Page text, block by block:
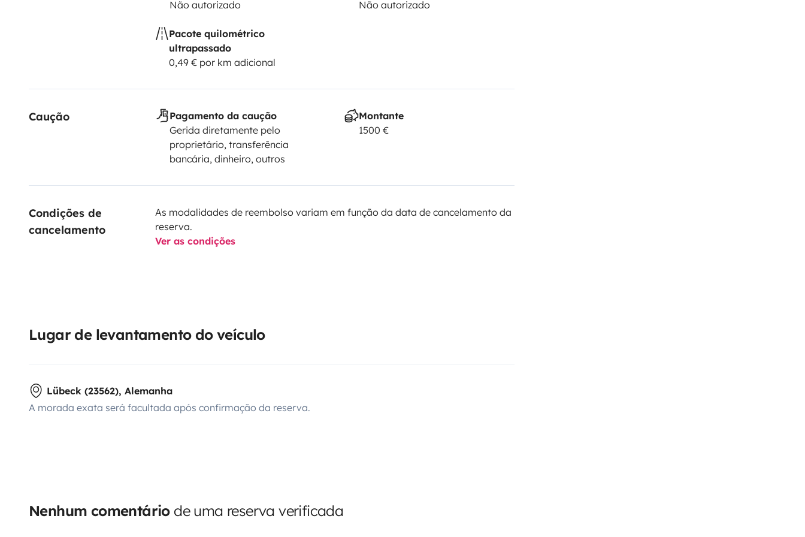
Não autorizado
Não autorizado
Pacote quilométrico
ultrapassado
0,49 € por km adicional
Caução
Pagamento da caução
Gerida diretamente pelo
proprietário, transferência
bancária, dinheiro, outros
Montante
1500 €
Condições de
cancelamento
As modalidades de reembolso variam em função da data de cancelamento da
reserva.
Ver as condições
Lugar de levantamento do veículo
Lübeck (23562), Alemanha
A morada exata será facultada após confirmação da reserva.
Nenhum comentáriode uma reserva verificada